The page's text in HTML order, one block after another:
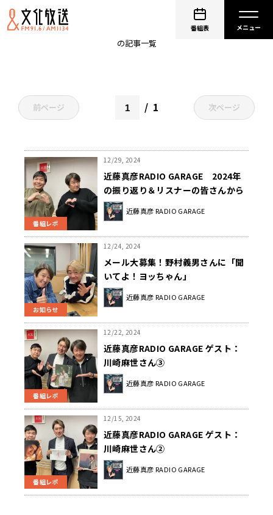
番組表
の記事一覧
前ページ 1 次ページ
番組レポ
12/29, 2024
近藤真彦RADIO GARAGE 2024年
の振り返り＆リスナーの皆さんから
のメッセージを紹介！
近藤真彦 RADIO GARAGE
お知らせ
12/24, 2024
メール大募集！野村義男さんに「聞
いてよ！ヨッちゃん」
近藤真彦 RADIO GARAGE
番組レポ
12/22, 2024
近藤真彦RADIO GARAGE ゲスト：
川崎麻世さん③
近藤真彦 RADIO GARAGE
番組レポ
12/15, 2024
近藤真彦RADIO GARAGE ゲスト：
川崎麻世さん②
近藤真彦 RADIO GARAGE